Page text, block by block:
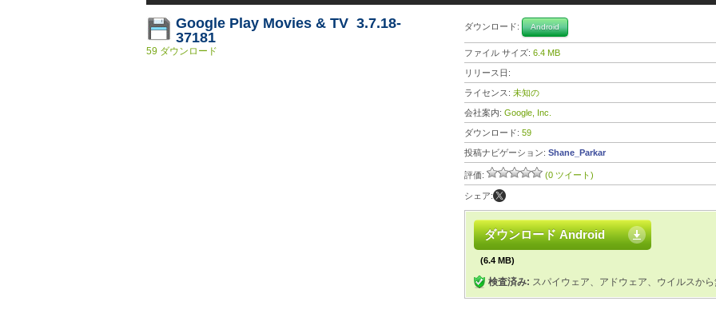
Google Play Movies & TV 3.7.18-
37181
59 ダウンロード
ダウンロード: Android
ファイル サイズ: 6.4 MB
リリース日:
ライセンス: 未知の
会社案内: Google, Inc.
ダウンロード: 59
投稿ナビゲーション: Shane_Parkar
評価: (0 ツイート)
シェア:
ダウンロード Android
(6.4 MB)
検査済み: スパイウェア、アドウェア、ウイルスか